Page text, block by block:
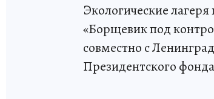
Экологические
«Борщевик под
совместно с
Президентского